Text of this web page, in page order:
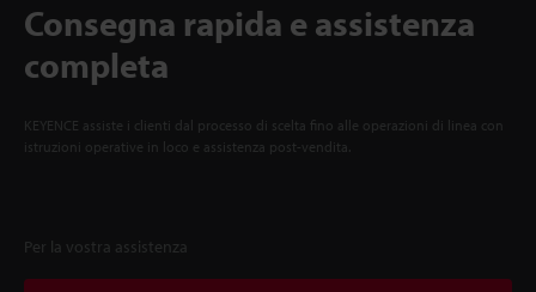
Consegna rapida e assistenza
completa
KEYENCE assiste i clienti dal processo di scelta fino alle operazioni di linea con
istruzioni operative in loco e assistenza post-vendita.
Per la vostra assistenza